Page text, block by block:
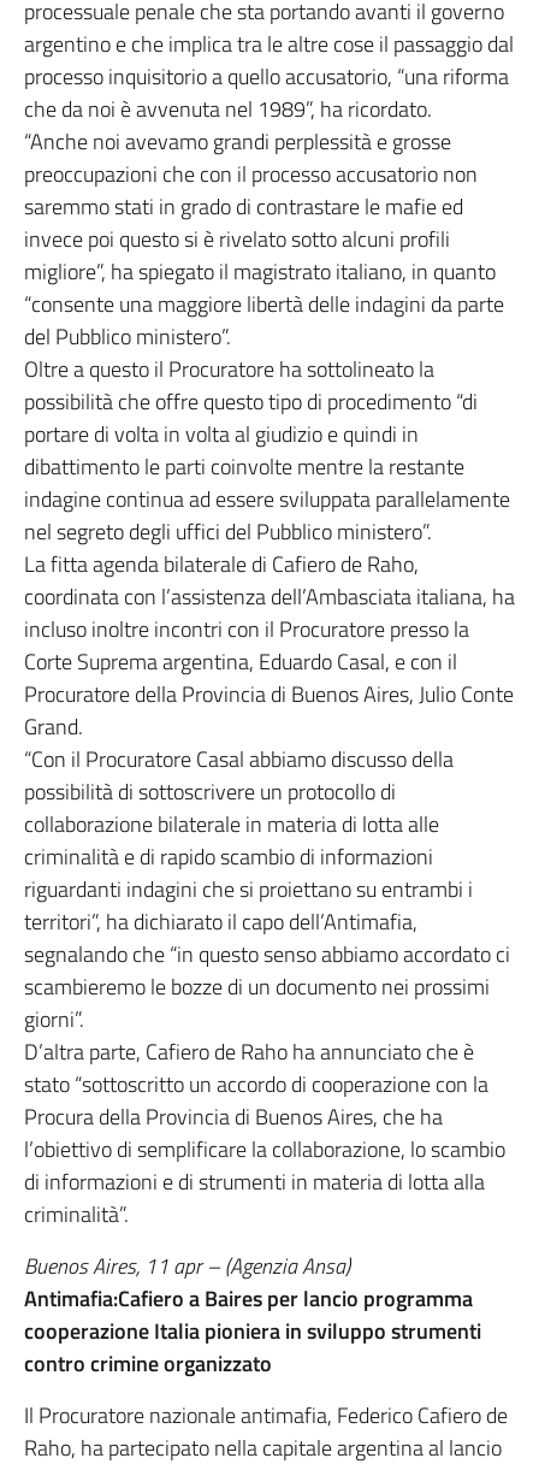
processuale penale che sta portando avanti il governo
argentino e che implica tra le altre cose il passaggio dal
processo inquisitorio a quello accusatorio, “una riforma
che da noi è avvenuta nel 1989”, ha ricordato.
“Anche noi avevamo grandi perplessità e grosse
preoccupazioni che con il processo accusatorio non
saremmo stati in grado di contrastare le mafie ed
invece poi questo si è rivelato sotto alcuni profili
migliore”, ha spiegato il magistrato italiano, in quanto
“consente una maggiore libertà delle indagini da parte
del Pubblico ministero”.
Oltre a questo il Procuratore ha sottolineato la
possibilità che offre questo tipo di procedimento “di
portare di volta in volta al giudizio e quindi in
dibattimento le parti coinvolte mentre la restante
indagine continua ad essere sviluppata parallelamente
nel segreto degli uffici del Pubblico ministero”.
La fitta agenda bilaterale di Cafiero de Raho,
coordinata con l’assistenza dell’Ambasciata italiana, ha
incluso inoltre incontri con il Procuratore presso la
Corte Suprema argentina, Eduardo Casal, e con il
Procuratore della Provincia di Buenos Aires, Julio Conte
Grand.
“Con il Procuratore Casal abbiamo discusso della
possibilità di sottoscrivere un protocollo di
collaborazione bilaterale in materia di lotta alle
criminalità e di rapido scambio di informazioni
riguardanti indagini che si proiettano su entrambi i
territori”, ha dichiarato il capo dell’Antimafia,
segnalando che “in questo senso abbiamo accordato ci
scambieremo le bozze di un documento nei prossimi
giorni”.
D’altra parte, Cafiero de Raho ha annunciato che è
stato “sottoscritto un accordo di cooperazione con la
Procura della Provincia di Buenos Aires, che ha
l’obiettivo di semplificare la collaborazione, lo scambio
di informazioni e di strumenti in materia di lotta alla
criminalità”.
Buenos Aires, 11 apr – (Agenzia Ansa)
Antimafia:Cafiero a Baires per lancio programma
cooperazione Italia pioniera in sviluppo strumenti
contro crimine organizzato
Il Procuratore nazionale antimafia, Federico Cafiero de
Raho, ha partecipato nella capitale argentina al lancio